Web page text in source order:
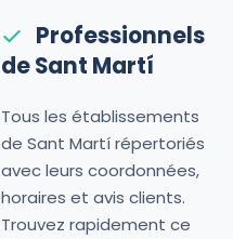
Professionnels
de Sant Martí
Tous les établissements
de Sant Martí répertoriés
avec leurs coordonnées,
horaires et avis clients.
Trouvez rapidement ce